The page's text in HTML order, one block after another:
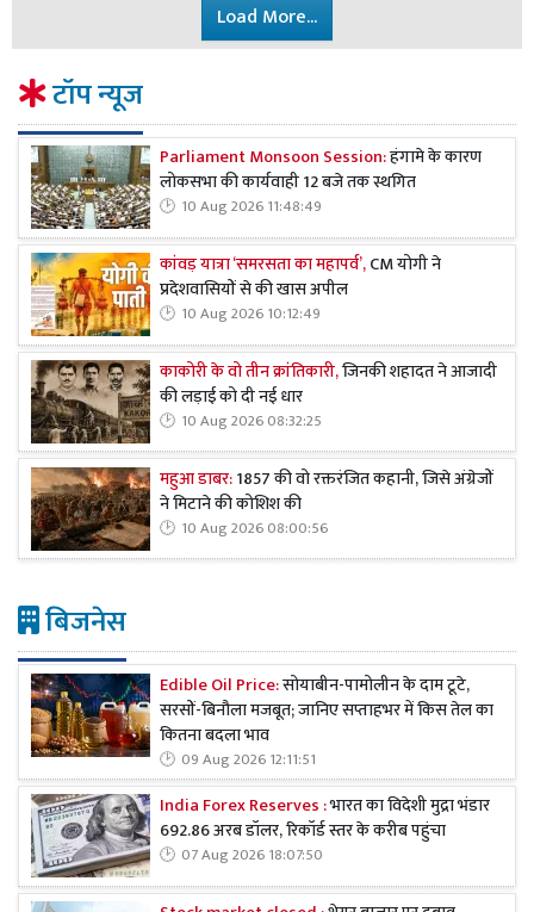
Load More...
टॉप न्यूज
Parliament Monsoon Session:हंगामे के कारण
लोकसभा की कार्यवाही 12 बजे तक स्थगित
10 Aug 2026 11:48:49
कांवड़ यात्रा ‘समरसता का महापर्व’,CM योगी ने
प्रदेशवासियों से की खास अपील
10 Aug 2026 10:12:49
काकोरी के वो तीन क्रांतिकारी,जिनकी शहादत ने आजादी
की लड़ाई को दी नई धार
10 Aug 2026 08:32:25
महुआ डाबर:1857 की वो रक्तरंजित कहानी, जिसे अंग्रेजों
ने मिटाने की कोशिश की
10 Aug 2026 08:00:56
बिजनेस
Edible Oil Price:सोयाबीन-पामोलीन के दाम टूटे,
सरसों-बिनौला मजबूत; जानिए सप्ताहभर में किस तेल का
कितना बदला भाव
09 Aug 2026 12:11:51
India Forex Reserves :भारत का विदेशी मुद्रा भंडार
692.86 अरब डॉलर, रिकॉर्ड स्तर के करीब पहुंचा
07 Aug 2026 18:07:50